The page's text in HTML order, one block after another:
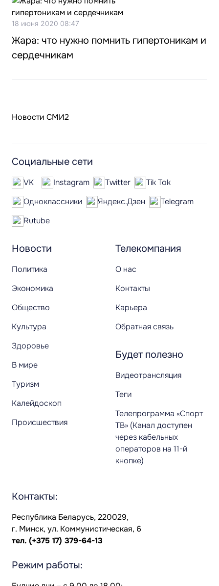
18 июня 2020 08:47
Жара: что нужно помнить гипертоникам и
сердечникам
Новости СМИ2
Новости
Политика
Экономика
Общество
Культура
Здоровье
В мире
Туризм
Калейдоскоп
Происшествия
Телекомпания
О нас
Контакты
Карьера
Обратная связь
Будет полезно
Видеотрансляция
Теги
Телепрограмма «Спорт
ТВ» (Канал доступен
через кабельных
операторов на 11-й
кнопке)
Социальные сети
VK Instagram Twitter
Tik Tok
Одноклассники
Яндекс.Дзен
Telegram
Rutube
Контакты:
Республика Беларусь, 220029,
г. Минск, ул. Коммунистическая, 6
тел. (+375 17) 379-64-13
Режим работы: